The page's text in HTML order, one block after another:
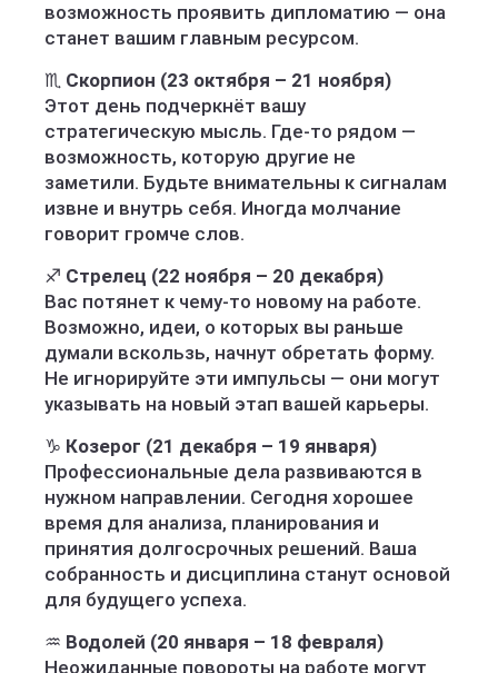
возможность проявить дипломатию — она
станет вашим главным ресурсом.
♏ Скорпион (23 октября – 21 ноября)
Этот день подчеркнёт вашу
стратегическую мысль. Где-то рядом —
возможность, которую другие не
заметили. Будьте внимательны к сигналам
извне и внутрь себя. Иногда молчание
говорит громче слов.
♐ Стрелец (22 ноября – 20 декабря)
Вас потянет к чему-то новому на работе.
Возможно, идеи, о которых вы раньше
думали вскользь, начнут обретать форму.
Не игнорируйте эти импульсы — они могут
указывать на новый этап вашей карьеры.
♑ Козерог (21 декабря – 19 января)
Профессиональные дела развиваются в
нужном направлении. Сегодня хорошее
время для анализа, планирования и
принятия долгосрочных решений. Ваша
собранность и дисциплина станут основой
для будущего успеха.
♒ Водолей (20 января – 18 февраля)
Неожиданные повороты на работе могут